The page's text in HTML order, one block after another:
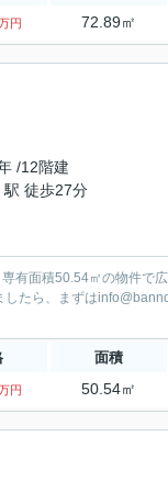
円 72.89㎡
/12階建
駅 徒歩27分
有面積50.54㎡の物件
たら、まずは
面積
円 50.54㎡